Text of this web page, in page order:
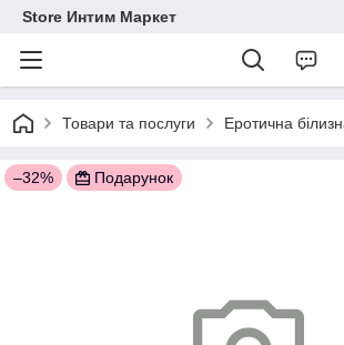
Store Интим Маркет
Товари та послуги Еротична
–32% Подарунок